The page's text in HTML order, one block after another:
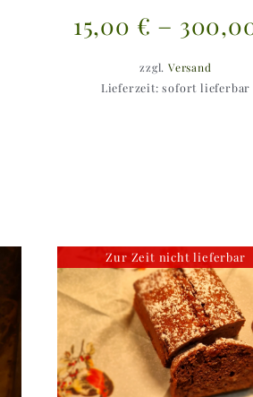
Preisspanne:
15,00 € –
zzgl.Versand
Lieferzeit: sofort lieferbar
Zur Zeit nicht lieferbar